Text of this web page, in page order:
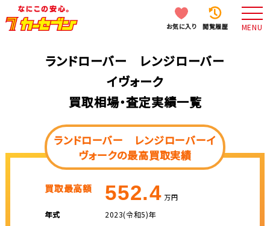
お気に入り 閲覧履歴 MENU
ランドローバー レンジローバー
イヴォーク
買取相場・査定実績一覧
ランドローバー レンジローバーイ
ヴォークの最高買取実績
買取最高額 552.4 万円
年式
2023(令和5)年